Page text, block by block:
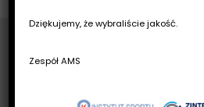
Dziękujemy, że wybraliście jakość.
Zespół AMS